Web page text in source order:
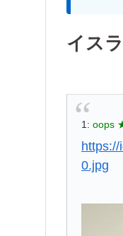
イス
1: oops
0.jpg